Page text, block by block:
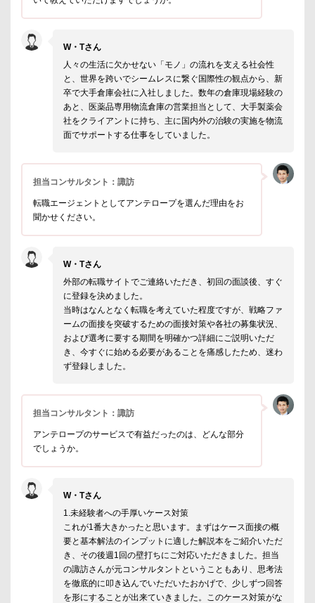
W・Tさん
人々の生活に欠かせない「モノ」の流れを支える社会性
と、世界を跨いでシームレスに繋ぐ国際性の観点から、新
卒で大手倉庫会社に入社しました。数年の倉庫現場経験の
あと、医薬品専用物流倉庫の営業担当として、大手製薬会
社をクライアントに持ち、主に国内外の治験の実施を物流
面でサポートする仕事をしていました。
担当コンサルタント：諏訪
転職エージェントとしてアンテロープを選んだ理由をお
聞かせください。
W・Tさん
外部の転職サイトでご連絡いただき、初回の面談後、すぐ
に登録を決めました。
当時はなんとなく転職を考えていた程度ですが、戦略ファ
ームの面接を突破するための面接対策や各社の募集状況、
および選考に要する期間を明確かつ詳細にご説明いただ
き、今すぐに始める必要があることを痛感したため、迷わ
ず登録しました。
担当コンサルタント：諏訪
アンテロープのサービスで有益だったのは、どんな部分
でしょうか。
W・Tさん
1.未経験者への手厚いケース対策
これが1番大きかったと思います。まずはケース面接の概
要と基本解法のインプットに適した解説本をご紹介いただ
き、その後週1回の壁打ちにご対応いただきました。担当
の諏訪さんが元コンサルタントということもあり、思考法
を徹底的に叩き込んでいただいたおかげで、少しずつ回答
を形にすることが出来ていきました。このケース対策がな